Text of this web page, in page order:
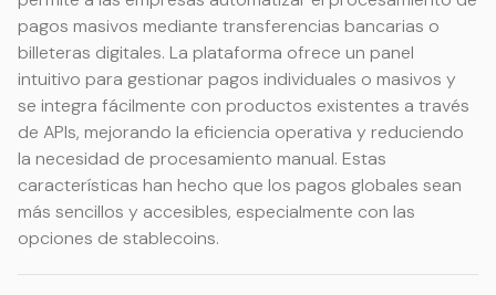
pagos masivos mediante transferencias bancarias o
billeteras digitales. La plataforma ofrece un panel
intuitivo para gestionar pagos individuales o masivos y
se integra fácilmente con productos existentes a través
de APIs, mejorando la eficiencia operativa y reduciendo
la necesidad de procesamiento manual. Estas
características han hecho que los pagos globales sean
más sencillos y accesibles, especialmente con las
opciones de stablecoins.